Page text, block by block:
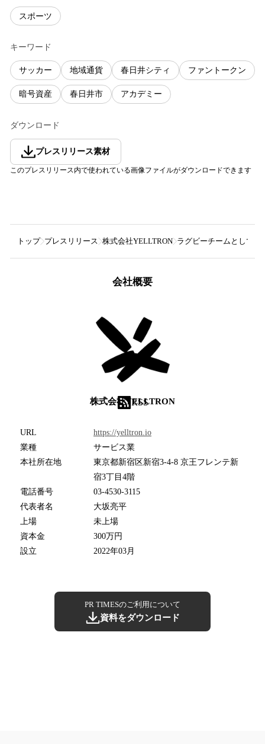
スポーツ
キーワード
サッカー 地域通貨 春日井シティ ファントークン
暗号資産 春日井市 アカデミー
ダウンロード
プレスリリース素材
このプレスリリース内で使われている画像ファイルがダウンロードできます
トップ プレスリリース 株式会社YELLTRON ラグビーチームとして
会社概要
株式会社YELLTRON
RSS
URL
https://yelltron.io
業種
サービス業
本社所在地
東京都新宿区新宿3-4-8 京王フレンテ新
宿3丁目4階
電話番号
03-4530-3115
代表者名
大坂亮平
上場
未上場
資本金
300万円
設立
2022年03月
PR TIMESのご利用について
資料をダウンロード